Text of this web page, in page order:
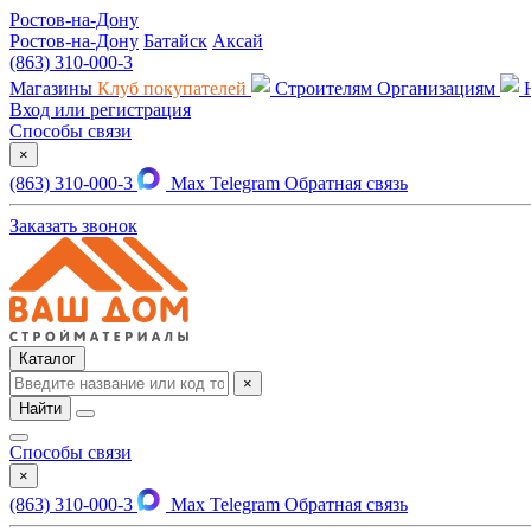
Ростов-на-Дону
Ростов-на-Дону Батайск Аксай
(863) 310-000-3
Магазины Клуб покупателей Строителям Организациям
Вход или регистрация
Способы связи
×
(863) 310-000-3 Max Telegram Обратная связь
Заказать звонок
Каталог
×
Найти
Способы связи
×
(863) 310-000-3 Max Telegram Обратная связь